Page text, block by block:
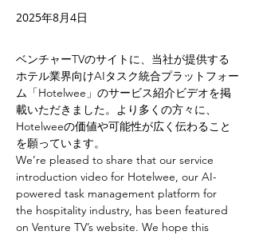
2025年8月4日
ベンチャーTVのサイトに、当社が提供する
ホテル業界向けAIタスク統合プラットフォー
ム「Hotelwee」のサービス紹介ビデオを掲
載いただきました。より多くの方々に、
Hotelweeの価値や可能性が広く伝わること
を願っています。
We’re pleased to share that our service
introduction video for Hotelwee, our AI-
powered task management platform for
the hospitality industry, has been featured
on Venture TV’s website. We hope this